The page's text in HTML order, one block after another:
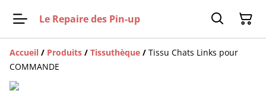
Le Repaire des Pin-up
Accueil / Produits / Tissuthèque / Tissu Chats Links pour
COMMANDE